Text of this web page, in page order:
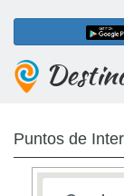
Puntos de